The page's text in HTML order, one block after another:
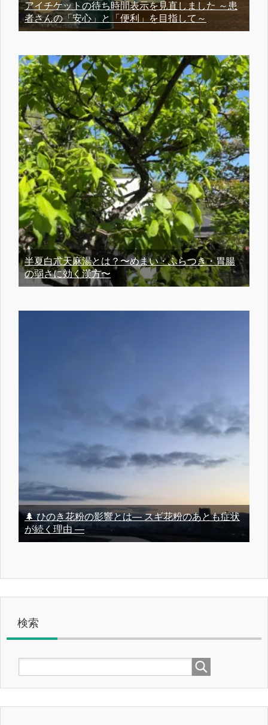
アイチケットの待ち時間表示を見直しました ～患
者さんの「安心」と「便利」を目指して～
半夏白朮天麻湯とは？〜めまい・ふらつき・胃腸
の弱さに効く漢方〜
🌲 ひのき花粉の影響とは― スギ花粉のあとも症状
が続く理由 ―
検索